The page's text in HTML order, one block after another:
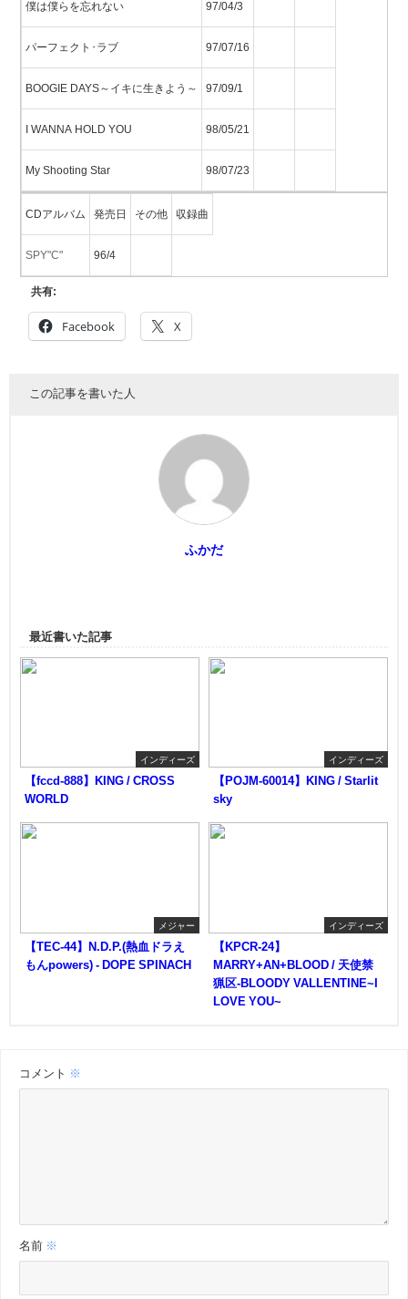
僕は僕らを忘れない 97/04/3
パーフェクト･ラブ 97/07/16
BOOGIE DAYS～イキに生きよう～ 97/09/1
I WANNA HOLD YOU 98/05/21
My Shooting Star 98/07/23
CDアルバム 発売日 その他 収録曲
SPY"C" 96/4
共有:
Facebook X
この記事を書いた人
ふかだ
最近書いた記事
インディーズ
【fccd-888】KING / CROSS
WORLD
インディーズ
【POJM-60014】KING / Starlit
sky
メジャー
【TEC-44】N.D.P.(熱血ドラえ
もんpowers) - DOPE SPINACH
インディーズ
【KPCR-24】
MARRY+AN+BLOOD / 天使禁
猟区-BLOODY VALLENTINE~I
LOVE YOU~
コメント ※
名前 ※